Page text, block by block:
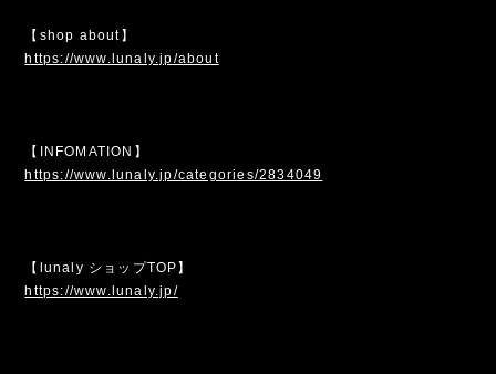
【shop about】
https://www.lunaly.jp/about
【INFOMATION】
https://www.lunaly.jp/categories/2834049
【lunaly ショップTOP】
https://www.lunaly.jp/